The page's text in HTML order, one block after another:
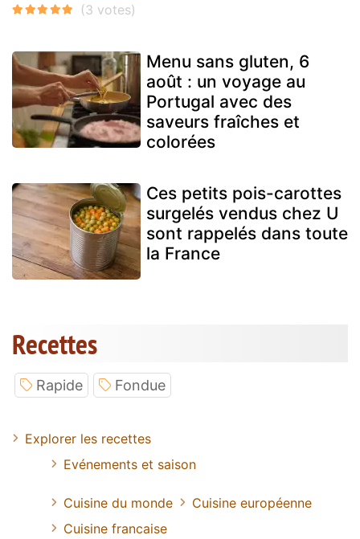
Menu sans gluten, 6
août : un voyage au
Portugal avec des
saveurs fraîches et
colorées
Ces petits pois-carottes
surgelés vendus chez U
sont rappelés dans toute
la France
Recettes
Rapide Fondue
Explorer les recettes
Evénements et saison
Cuisine du monde
Cuisine européenne
Cuisine francaise